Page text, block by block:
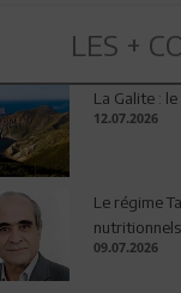
LES +
La Galite :
12.07.2026
Le régime
09.07.2026